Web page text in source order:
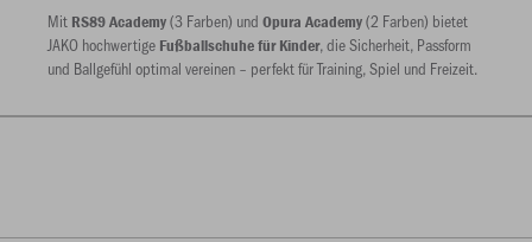
Mit RS89 Academy(3 Farben) und Opura Academy(2 Farben) bietet
JAKO hochwertige Fußballschuhe für Kinder, die Sicherheit, Passform
und Ballgefühl optimal vereinen – perfekt für Training, Spiel und Freizeit.